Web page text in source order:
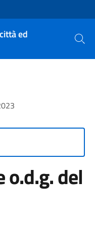
ed
Cerca
o.d.g. del